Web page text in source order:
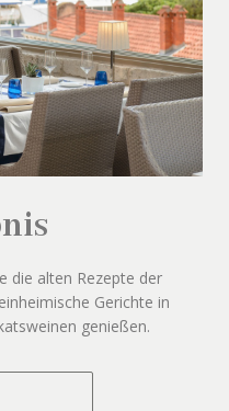
die alten Rezepte der
Gerichte in
genießen.